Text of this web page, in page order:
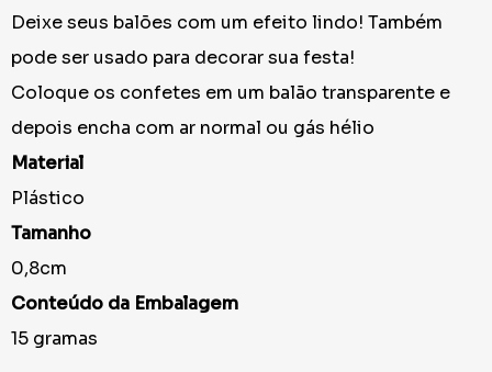
Deixe seus balões com um efeito lindo! Também
pode ser usado para decorar sua festa!
Coloque os confetes em um balão transparente e
depois encha com ar normal ou gás hélio
Material
Plástico
Tamanho
0,8cm
Conteúdo da Embalagem
15 gramas